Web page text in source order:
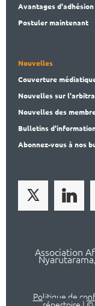
Avantages d'adhésion
Postuler maintenant
Nouvelles
Couverture
Nouvelles sur
Nouvelles des
Bulletins
Abonnez-vous à nos
Association
Politique de